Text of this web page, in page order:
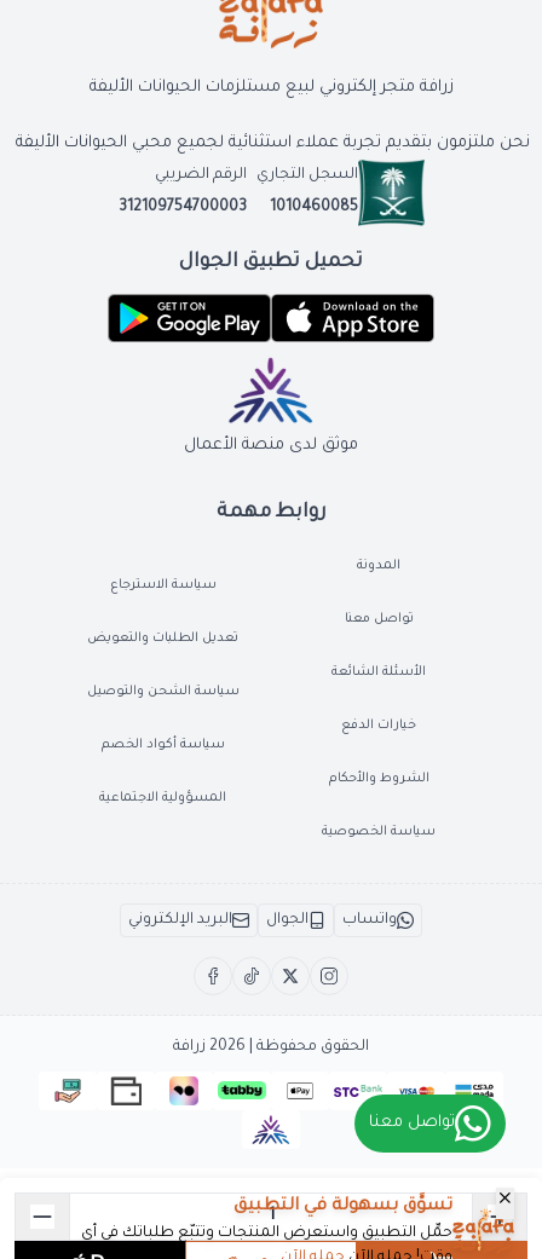
روابط مهمة
المدونة
تواصل معنا
الأسئلة الشائعة
خيارات الدفع
الشروط والأحكام
سياسة الخصوصية
سياسة الاسترجاع
تعديل الطلبات والتعويض
سياسة الشحن والتوصيل
سياسة أكواد الخصم
المسؤولية الاجتماعية
زرافة متجر إلكتروني لبيع مستلزمات الحيوانات الأليفة
نحن ملتزمون بتقديم تجربة عملاء استثنائية لجميع محبي الحيوانات الأليفة
السجل التجاري
1010460085
الرقم الضريبي
312109754700003
تحميل تطبيق الجوال
موثق لدى منصة الأعمال
واتساب الجوال البريد الإلكتروني
الحقوق محفوظة | 2026 زرافة
تواصل معنا
تسوَّق بسهولة في التطبيق
حمِّل التطبيق واستعرض المنتجات وتتبّع طلباتك في أي